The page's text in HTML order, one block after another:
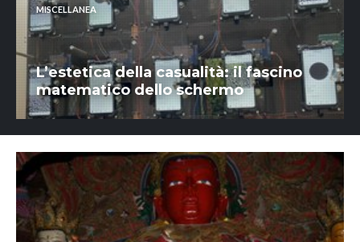
MISCELLANEA
L’estetica della casualità: il fascino
matematico dello schermo